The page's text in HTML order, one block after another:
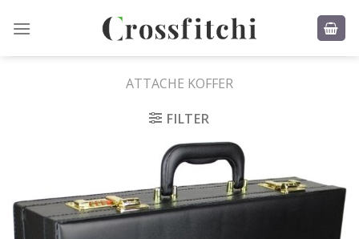
ATTACHE KOFFER
FILTER